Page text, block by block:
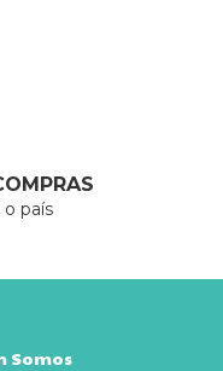
país
Somos